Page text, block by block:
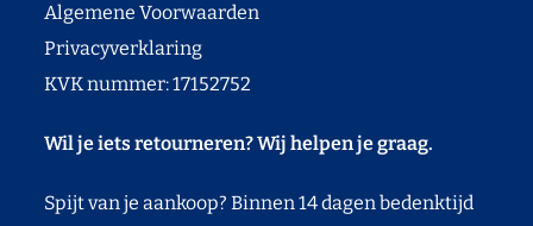
Algemene Voorwaarden
Privacyverklaring
KVK nummer: 17152752
Wil je iets retourneren? Wij helpen je graag.
Spijt van je aankoop? Binnen 14 dagen bedenktijd